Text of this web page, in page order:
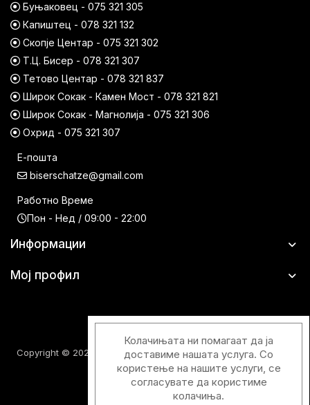
Буњаковец - 075 321 305
Капиштец - 078 321 132
Скопје Центар - 075 321 302
Т.Ц. Бисер - 078 321 307
Тетово Центар - 078 321 837
Широк Сокак - Камен Мост - 078 321 821
Широк Сокак - Магнолија - 075 321 306
Охрид - 075 321 307
Е-пошта
biserschatze@gmail.com
Работно Време
Пон - Нед / 09:00 - 22:00
Информации
Мој профил
Copyright © 2026 Шатци Парфимерии. Сите права задржани.
Колачињата ни помагаат да ја
доставиме нашата услуга. Со
користење на нашите услуги, се
согласувате да користиме
колачиња.